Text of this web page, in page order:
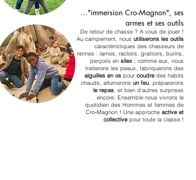
..."immersion Cro-Magnon", ses
armes et ses outils
De retour de chasse ? A vous de jouer !
Au campement, nous utiliserons les outils
caractéristiques des chasseurs de
rennes : lames, racloirs, grattoirs, burins,
perçoirs en silex ; comme eux, nous
traiterons les peaux, fabriquerons des
aiguilles en os pour coudre des habits
chauds, allumerons un feu , préparerons
le repas , et bien d'autres surprises
encore. Ensemble nous vivrons le
quotidien des Hommes et femmes de
Cro-Magnon ! Une approche active et
collective pour toute la classe !